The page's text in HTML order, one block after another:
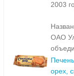
2003
ОАО
орех,